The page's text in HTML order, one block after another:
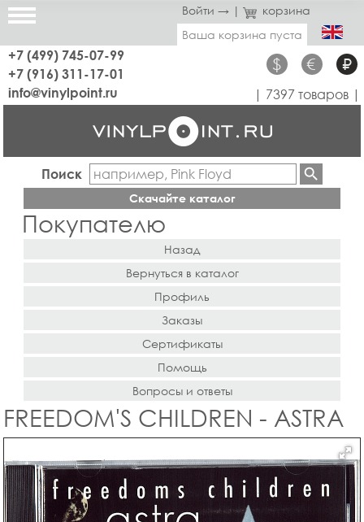
Войти → |
корзина
Ваша корзина пуста
+7 (499) 745-07-99
+7 (916) 311-17-01
$ € ₽
info@vinylpoint.ru | 7397 товаров |
Поиск
Скачайте каталог
Покупателю
Назад
Вернуться в каталог
Профиль
Заказы
Сертификаты
Помощь
Вопросы и ответы
FREEDOM'S CHILDREN - ASTRA